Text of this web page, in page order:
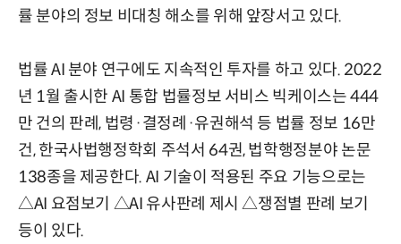
률 분야의 정보 비대칭 해소를 위해 앞장서고 있다.
법률 AI 분야 연구에도 지속적인 투자를 하고 있다. 2022
년 1월 출시한 AI 통합 법률정보 서비스 빅케이스는 444
만 건의 판례, 법령·결정례·유권해석 등 법률 정보 16만
건, 한국사법행정학회 주석서 64권, 법학행정분야 논문
138종을 제공한다. AI 기술이 적용된 주요 기능으로는
△AI 요점보기 △AI 유사판례 제시 △쟁점별 판례 보기
등이 있다.